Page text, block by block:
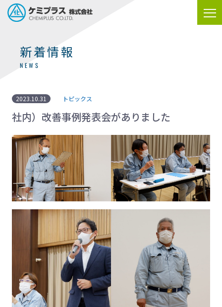
新着情報
NEWS
2023.10.31 トピックス
社内）改善事例発表会がありました